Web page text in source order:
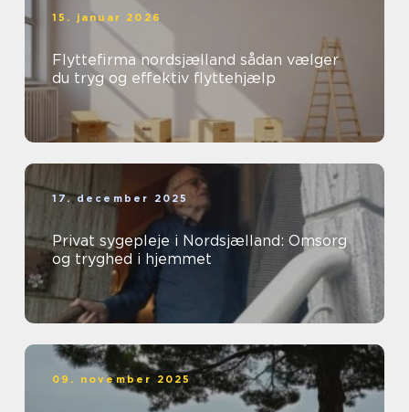
15. januar 2026
Flyttefirma nordsjælland sådan vælger
du tryg og effektiv flyttehjælp
17. december 2025
Privat sygepleje i Nordsjælland: Omsorg
og tryghed i hjemmet
09. november 2025